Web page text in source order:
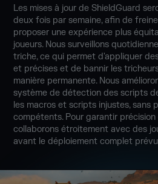
Les mises à jour de ShieldGuard
deux fois par semaine, afin de
proposer une expérience plus
joueurs. Nous surveillons
triche, ce qui permet d'appliquer
et précises et de bannir les
manière permanente. Nous
système de détection des scripts
les macros et scripts injustes, sans
compétents. Pour garantir
collaborons étroitement avec des
avant le déploiement complet prévu